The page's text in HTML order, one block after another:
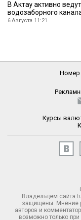
В Актау активно
водозаборного
6 Августа 11:21
Номер
Курсы
Владельцем сайта
защищены. Мнение
авторов и
возможно только